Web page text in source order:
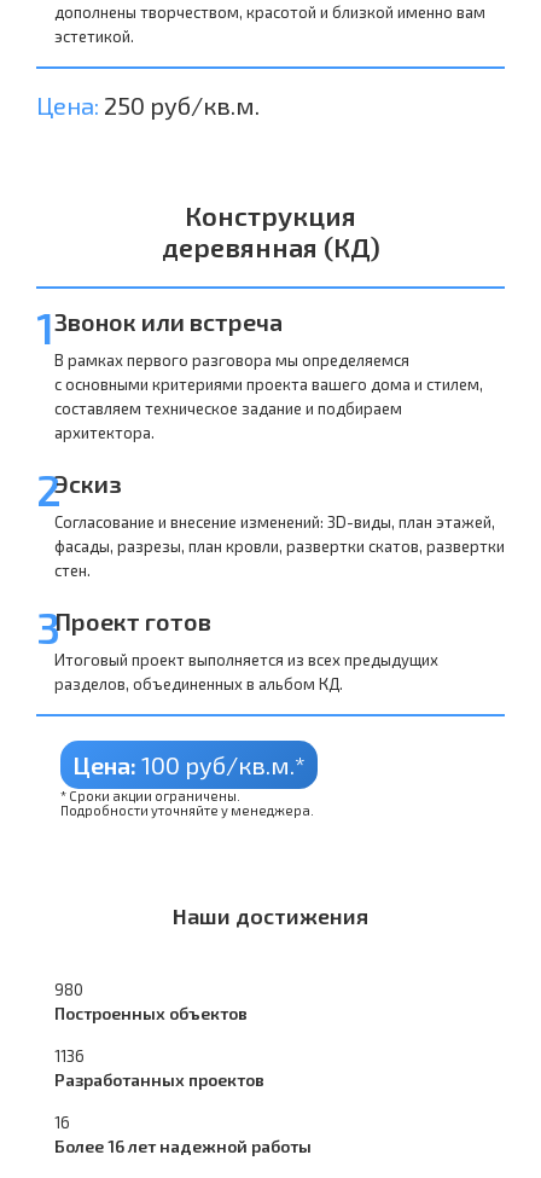
дополнены творчеством, красотой и близкой именно вам
эстетикой.
Цена: 250 руб/кв.м.
Конструкция
деревянная (КД)
1Звонок или встреча
В рамках первого разговора мы определяемся
с основными критериями проекта вашего дома и стилем,
составляем техническое задание и подбираем
архитектора.
2Эскиз
Согласование и внесение изменений: 3D-виды, план этажей,
фасады, разрезы, план кровли, развертки скатов, развертки
стен.
3Проект готов
Итоговый проект выполняется из всех предыдущих
разделов, объединенных в альбом КД.
Цена: 100 руб/кв.м.*
* Сроки акции ограничены.
Подробности уточняйте у менеджера.
Наши достижения
980
Построенных объектов
1136
Разработанных проектов
16
Более 16 лет надежной работы